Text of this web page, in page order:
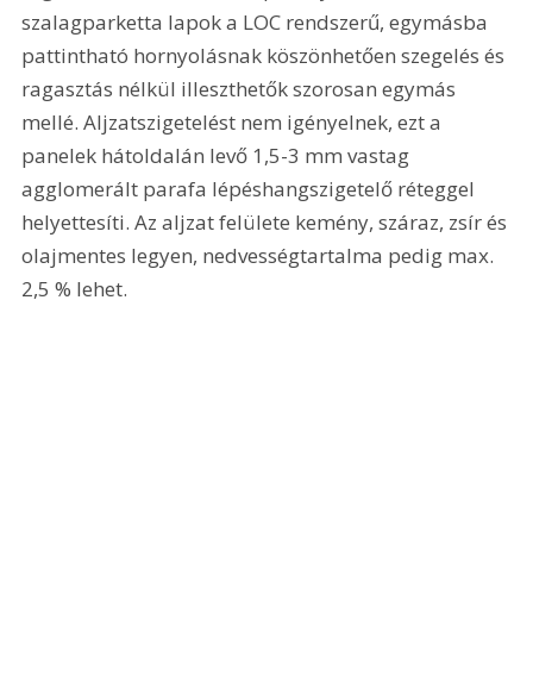
szalagparketta lapok a LOC rendszerű, egymásba
pattintható hornyolásnak köszönhetően szegelés és
ragasztás nélkül illeszthetők szorosan egymás
mellé. Aljzatszigetelést nem igényelnek, ezt a
panelek hátoldalán levő 1,5-3 mm vastag
agglomerált parafa lépéshangszigetelő réteggel
helyettesíti. Az aljzat felülete kemény, száraz, zsír és
olajmentes legyen, nedvességtartalma pedig max.
2,5 % lehet.